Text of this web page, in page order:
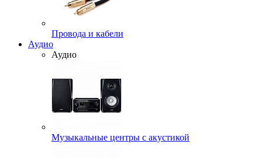
Провода и кабели
Аудио
Аудио
Музыкальные центры с акустикой